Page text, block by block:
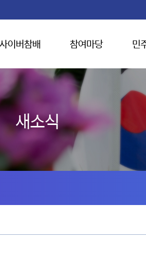
사이버참배 참여마당 민
새소식